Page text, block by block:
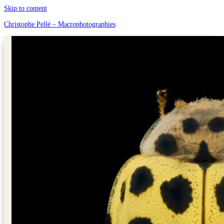
Skip to content
Christophe Pellé – Macrophotographies